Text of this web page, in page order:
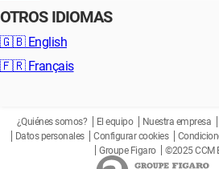
OTROS IDIOMAS
🇬🇧 English
🇫🇷 Français
¿Quiénes somos? El equipo Nuestra empresa
Datos personales
Configurar cookies
Groupe Figaro
©2025 CCM